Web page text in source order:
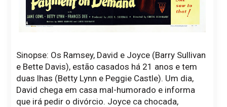
Sinopse: Os Ramsey, David e Joyce (Barry Sullivan
e Bette Davis), estão casados há 21 anos e tem
duas lhas (Betty Lynn e Peggie Castle). Um dia,
David chega em casa mal-humorado e informa
que irá pedir o divórcio. Joyce ca chocada,